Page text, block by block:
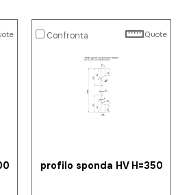
Confronta Quote
profilo sponda HV H=350